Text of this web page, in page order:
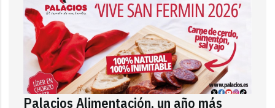
Palacios Alimentación, un año más